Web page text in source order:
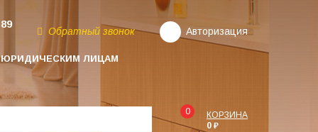
ЮРИДИЧЕСКИМ ЛИЦАМ
Обратный звонок Авторизация
0
КОРЗИНА
0 ₽